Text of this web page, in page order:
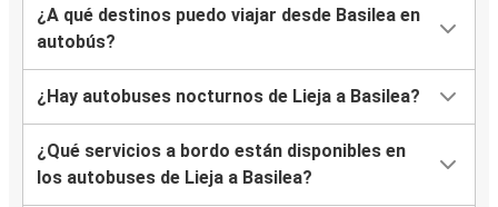
¿A qué destinos puedo viajar desde Basilea en
autobús?
¿Hay autobuses nocturnos de Lieja a Basilea?
¿Qué servicios a bordo están disponibles en
los autobuses de Lieja a Basilea?